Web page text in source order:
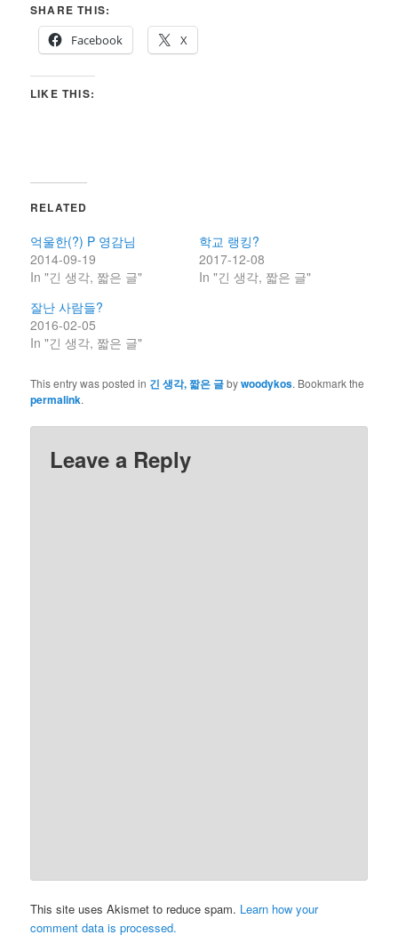
SHARE THIS:
Facebook
X
LIKE THIS:
RELATED
억울한(?) P 영감님
2014-09-19
In "긴 생각, 짧은 글"
학교 랭킹?
2017-12-08
In "긴 생각, 짧은 글"
잘난 사람들?
2016-02-05
In "긴 생각, 짧은 글"
This entry was posted in 긴 생각, 짧은 글bywoodykos. Bookmark the
permalink.
Leave a Reply
This site uses Akismet to reduce spam. Learn how your
comment data is processed.